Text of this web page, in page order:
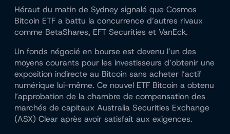
Héraut du matin de Sydney signalé que Cosmos
Bitcoin ETF a battu la concurrence d’autres rivaux
comme BetaShares, EFT Securities et VanEck.
Un fonds négocié en bourse est devenu l’un des
moyens courants pour les investisseurs d’obtenir une
exposition indirecte au Bitcoin sans acheter l’actif
numérique lui-même. Ce nouvel ETF Bitcoin a obtenu
l’approbation de la chambre de compensation des
marchés de capitaux Australia Securities Exchange
(ASX) Clear après avoir satisfait aux exigences.